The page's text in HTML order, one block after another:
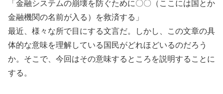
「金融システムの崩壊を防ぐために〇〇（ここには国とか
金融機関の名前が入る）を救済する」
最近、様々な所で目にする文言だ。しかし、この文章の具
体的な意味を理解している国民がどれほどいるのだろう
か。そこで、今回はその意味するところを説明することに
する。